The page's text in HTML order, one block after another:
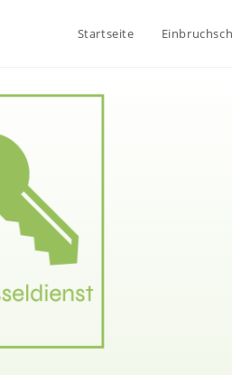
Startseite